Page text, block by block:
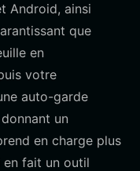
Android, ainsi
que
en
votre
auto-garde
un
en charge plus
en fait un outil